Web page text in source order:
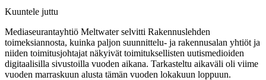
Kuuntele juttu
Mediaseurantayhtiö Meltwater selvitti Rakennuslehden
toimeksiannosta, kuinka paljon suunnittelu- ja rakennusalan yhtiöt ja
niiden toimitusjohtajat näkyivät toimituksellisten uutismedioiden
digitaalisilla sivustoilla vuoden aikana. Tarkasteltu aikaväli oli viime
vuoden marraskuun alusta tämän vuoden lokakuun loppuun.